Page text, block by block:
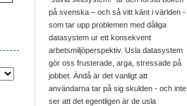
på svenska – och så vitt känt i världen -
som tar upp problemen med dåliga
datasystem ur ett konsekvent
arbetsmiljöperspektiv. Usla datasystem
gör oss frusterade, arga, stressade på
jobbet. Ändå är det vanligt att
användarna tar på sig skulden - och inte
ser att det egentligen är de usla